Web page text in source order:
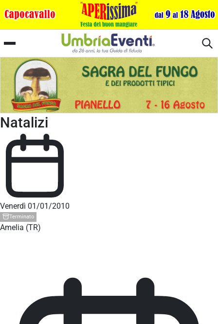
Il Concerto di Pastorali e Canti
Natalizi
Venerdì 01/01/2010
Terminato
Amelia (TR)